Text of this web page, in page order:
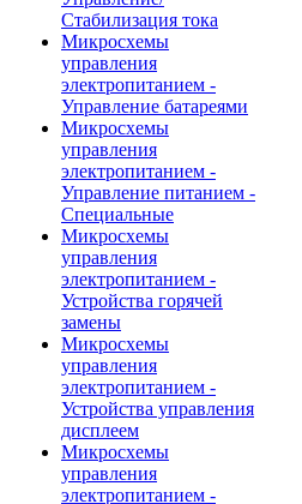
Стабилизация тока
Микросхемы
управления
электропитанием -
Управление батареями
Микросхемы
управления
электропитанием -
Управление питанием -
Специальные
Микросхемы
управления
электропитанием -
Устройства горячей
замены
Микросхемы
управления
электропитанием -
Устройства управления
дисплеем
Микросхемы
управления
электропитанием -